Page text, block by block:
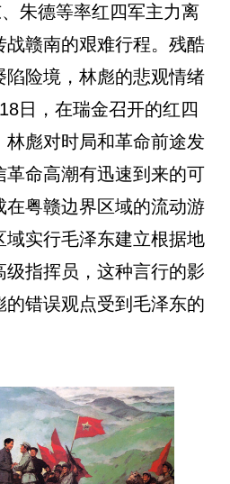
朱德等率红四军主力离
战赣南的艰难行程。残酷
陷险境，林彪的悲观情绪
日，在瑞金召开的红四
林彪对时局和革命前途发
革命高潮有迅速到来的可
在粤赣边界区域的流动游
域实行毛泽东建立根据地
级指挥员，这种言行的影
的错误观点受到毛泽东的